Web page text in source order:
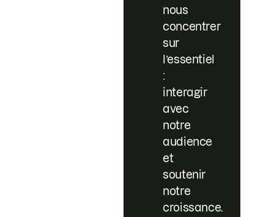
nous
concentrer
sur
l’essentiel
:
interagir
avec
notre
audience
et
soutenir
notre
croissance.